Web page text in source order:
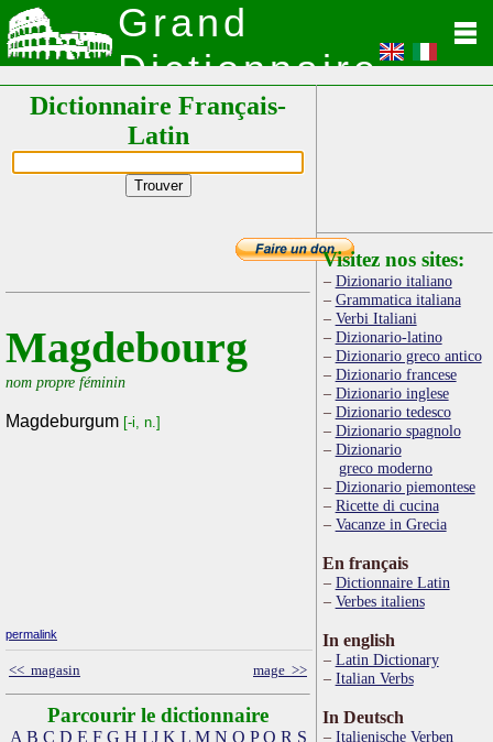
Grand
Dictionnaire
Latin
Dictionnaire Français-
Latin
Magdebourg
nom propre féminin
Magdeburgum [-i, n.]
permalink
<< magasin mage >>
Parcourir le dictionnaire
A B C D E F G H I J K L M N O P Q R S
Visitez nos sites:
Dizionario italiano
Grammatica italiana
Verbi Italiani
Dizionario-latino
Dizionario greco antico
Dizionario francese
Dizionario inglese
Dizionario tedesco
Dizionario spagnolo
Dizionario
greco moderno
Dizionario piemontese
Ricette di cucina
Vacanze in Grecia
En français
Dictionnaire Latin
Verbes italiens
In english
Latin Dictionary
Italian Verbs
In Deutsch
Italienische Verben